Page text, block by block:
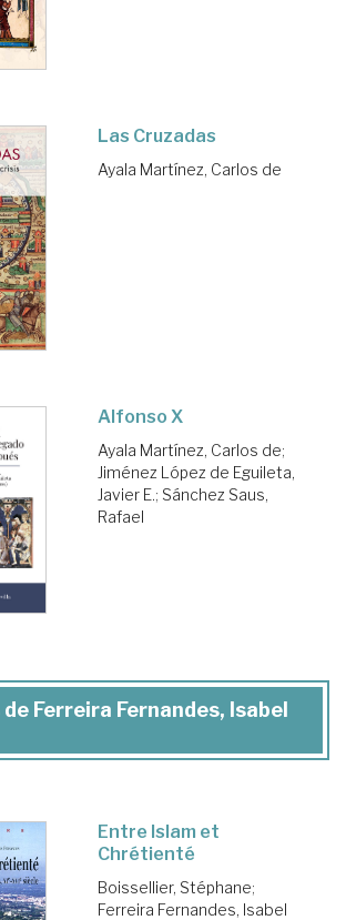
Las Cruzadas
Ayala Martínez, Carlos de
Alfonso X
Ayala Martínez, Carlos de;
Jiménez López de Eguileta,
Javier E.; Sánchez Saus,
Rafael
Ferreira Fernandes, Isabel
Entre Islam et
Chrétienté
Boissellier, Stéphane;
Ferreira Fernandes, Isabel